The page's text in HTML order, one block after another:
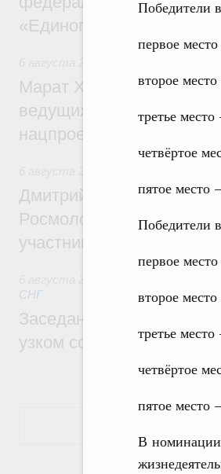
Победители
первое
второе
третье
четвёртое
пятое место
Победители
первое
второе
третье
четвёртое
пятое место
В номинации
«Единого заказчика»
Марат Хуснуллин:
ведущих к спортивным
нацпроекту
Дмитрий Чернышенко,
Росмолодёжи Григорий
участников проекта
СНГ
Заседание
узком составе